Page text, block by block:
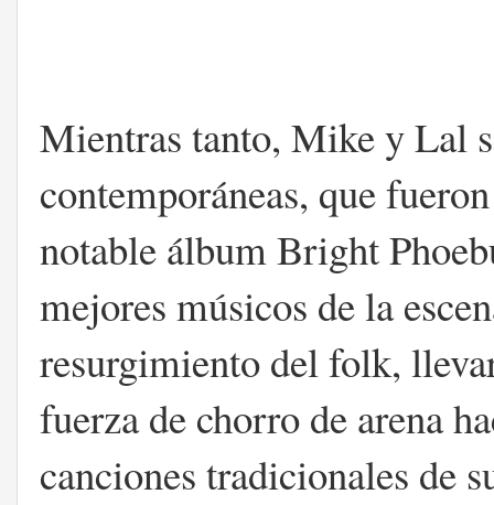
Mientras tanto, Mike y Lal
contemporáneas, que
notable álbum Bright
mejores músicos de la
resurgimiento del folk,
fuerza de chorro de arena
canciones tradicionales de